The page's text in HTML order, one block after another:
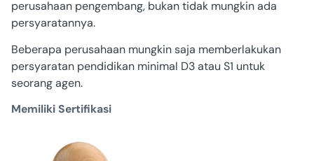
perusahaan pengembang, bukan tidak mungkin ada
persyaratannya.
Beberapa perusahaan mungkin saja memberlakukan
persyaratan pendidikan minimal D3 atau S1 untuk
seorang agen.
Memiliki Sertifikasi